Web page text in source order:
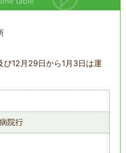
び12月29日から1月3日は運
院行